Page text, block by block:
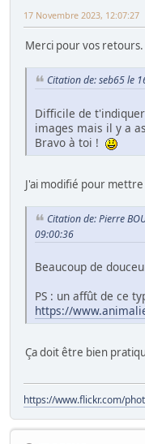
17 Novembre 2023, 12:07:27
Merci pour vos retours.
Citation de: seb65 le
Difficile de
images mais il y a
Bravo à toi !
J'ai modifié pour
Citation de: Pierre
09:00:36
Beaucoup de
PS : un affût de ce
https://
Ça doit être bien
https://www.flickr.com/